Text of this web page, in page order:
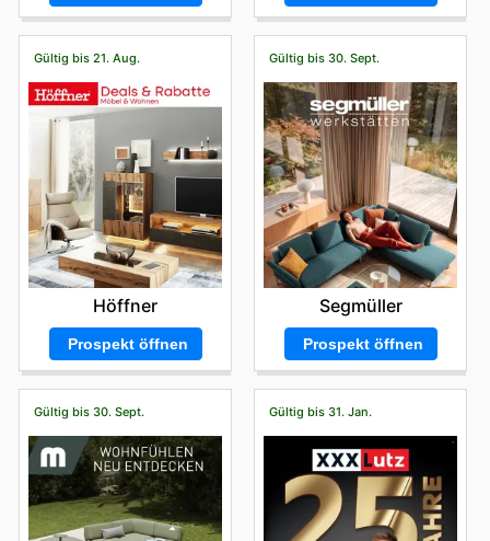
Gültig bis 21. Aug.
Höffner
Prospekt öffnen
Gültig bis 30. Sept.
Segmüller
Prospekt öffnen
Gültig bis 30. Sept. Gültig bis 31. Jan.